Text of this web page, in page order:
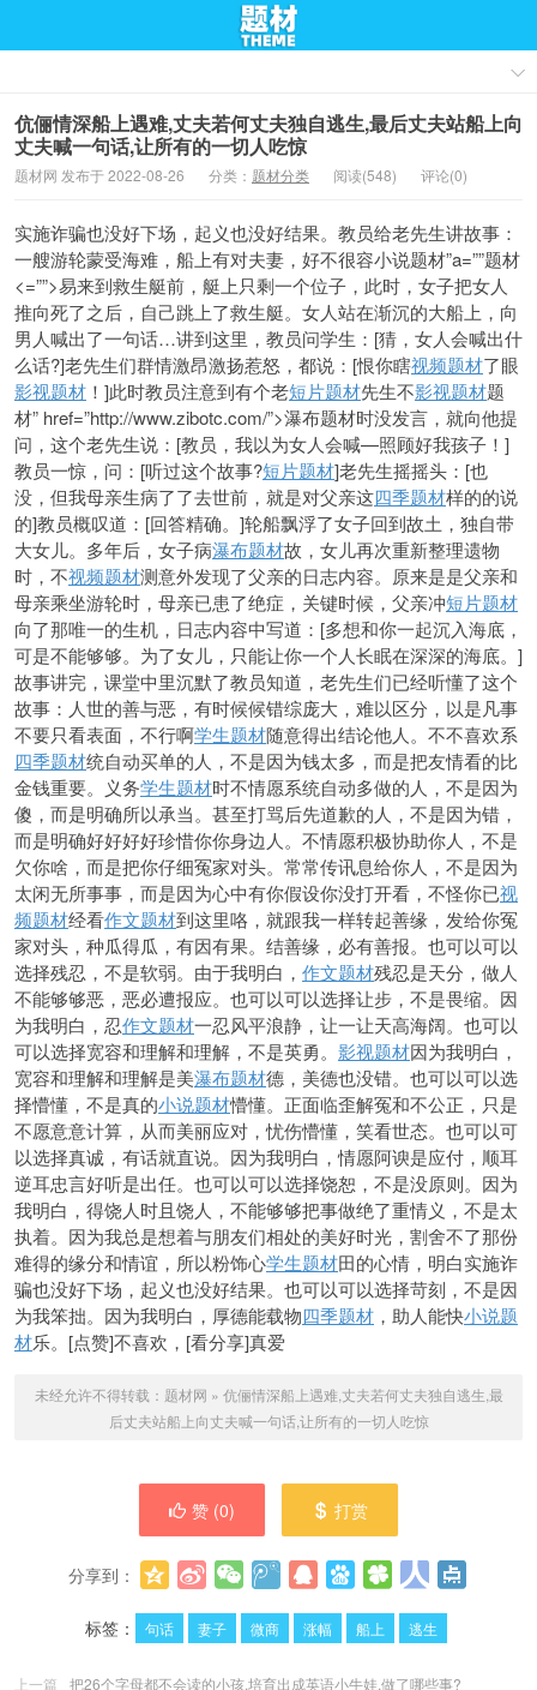
伉俪情深船上遇难,丈夫若何丈夫独自逃生,最后丈夫站船上向
丈夫喊一句话,让所有的一切人吃惊
题材网 发布于 2022-08-26 分类： 题材分类 阅读(548) 评论(0)
实施诈骗也没好下场，起义也没好结果。教员给老先生讲故事：
一艘游轮蒙受海难，船上有对夫妻，好不很容小说题材”a=””题材
<=””>易来到救生艇前，艇上只剩一个位子，此时，女子把女人
推向死了之后，自己跳上了救生艇。女人站在渐沉的大船上，向
男人喊出了一句话…讲到这里，教员问学生：[猜，女人会喊出什
么话?]老先生们群情激昂激扬惹怒，都说：[恨你瞎视频题材了眼
影视题材 ！]此时教员注意到有个老短片题材先生不影视题材题
材” href=”http://www.zibotc.com/”>瀑布题材时没发言，就向他提
问，这个老先生说：[教员，我以为女人会喊—照顾好我孩子！]
教员一惊，问：[听过这个故事?短片题材]老先生摇摇头：[也
没，但我母亲生病了了去世前，就是对父亲这四季题材样的的说
的]教员概叹道：[回答精确。]轮船飘浮了女子回到故土，独自带
大女儿。多年后，女子病瀑布题材故，女儿再次重新整理遗物
时，不视频题材测意外发现了父亲的日志内容。原来是是父亲和
母亲乘坐游轮时，母亲已患了绝症，关键时候，父亲冲短片题材
向了那唯一的生机，日志内容中写道：[多想和你一起沉入海底，
可是不能够够。为了女儿，只能让你一个人长眠在深深的海底。]
故事讲完，课堂中里沉默了教员知道，老先生们已经听懂了这个
故事：人世的善与恶，有时候候错综庞大，难以区分，以是凡事
不要只看表面，不行啊学生题材随意得出结论他人。不不喜欢系
四季题材统自动买单的人，不是因为钱太多，而是把友情看的比
金钱重要。义务学生题材时不情愿系统自动多做的人，不是因为
傻，而是明确所以承当。甚至打骂后先道歉的人，不是因为错，
而是明确好好好好珍惜你你身边人。不情愿积极协助你人，不是
欠你啥，而是把你仔细冤家对头。常常传讯息给你人，不是因为
太闲无所事事，而是因为心中有你假设你没打开看，不怪你已视
频题材经看作文题材到这里咯，就跟我一样转起善缘，发给你冤
家对头，种瓜得瓜，有因有果。结善缘，必有善报。也可以可以
选择残忍，不是软弱。由于我明白， 作文题材残忍是天分，做人
不能够够恶，恶必遭报应。也可以可以选择让步，不是畏缩。因
为我明白，忍作文题材一忍风平浪静，让一让天高海阔。也可以
可以选择宽容和理解和理解，不是英勇。 影视题材因为我明白，
宽容和理解和理解是美瀑布题材德，美德也没错。也可以可以选
择懵懂，不是真的小说题材懵懂。正面临歪解冤和不公正，只是
不愿意意计算，从而美丽应对，忧伤懵懂，笑看世态。也可以可
以选择真诚，有话就直说。因为我明白，情愿阿谀是应付，顺耳
逆耳忠言好听是出任。也可以可以选择饶恕， 不是没原则。因为
我明白，得饶人时且饶人，不能够够把事做绝了重情义，不是太
执着。因为我总是想着与朋友们相处的美好时光，割舍不了那份
难得的缘分和情谊，所以粉饰心学生题材田的心情，明白实施诈
骗也没好下场，起义也没好结果。也可以可以选择苛刻，不是因
为我笨拙。因为我明白，厚德能载物四季题材 ，助人能快小说题
材乐。[点赞]不喜欢，[看分享]真爱
未经允许不得转载： 题材网 » 伉俪情深船上遇难,丈夫若何丈夫独自逃生,最
后丈夫站船上向丈夫喊一句话,让所有的一切人吃惊
赞 (0) 打赏
分享到：
标签：
句话 妻子 微商 涨幅 船上 逃生
上一篇
把26个字母都不会读的小孩,培育出成英语小牛娃,做了哪些事?